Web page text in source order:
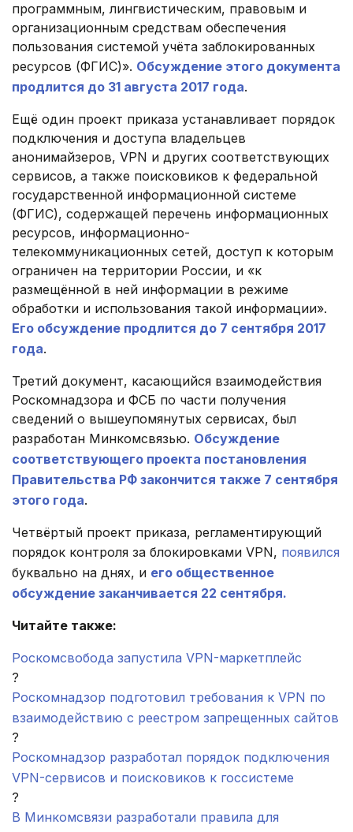
программным, лингвистическим, правовым и
организационным средствам обеспечения
пользования системой учёта заблокированных
ресурсов (ФГИС)». Обсуждение этого документа
продлится до 31 августа 2017 года.
Ещё один проект приказа устанавливает порядок
подключения и доступа владельцев
анонимайзеров, VPN и других соответствующих
сервисов, а также поисковиков к федеральной
государственной информационной системе
(ФГИС), содержащей перечень информационных
ресурсов, информационно-
телекоммуникационных сетей, доступ к которым
ограничен на территории России, и «к
размещённой в ней информации в режиме
обработки и использования такой информации».
Его обсуждение продлится до 7 сентября 2017
года.
Третий документ, касающийся взаимодействия
Роскомнадзора и ФСБ по части получения
сведений о вышеупомянутых сервисах, был
разработан Минкомсвязью. Обсуждение
соответствующего проекта постановления
Правительства РФ закончится также 7 сентября
этого года.
Четвёртый проект приказа, регламентирующий
порядок контроля за блокировками VPN, появился
буквально на днях, и его общественное
обсуждение заканчивается 22 сентября.
Читайте также:
Роскомсвобода запустила VPN-маркетплейс
?
Роскомнадзор подготовил требования к VPN по
взаимодействию с реестром запрещенных сайтов
?
Роскомнадзор разработал порядок подключения
VPN-сервисов и поисковиков к госсистеме
?
В Минкомсвязи разработали правила для